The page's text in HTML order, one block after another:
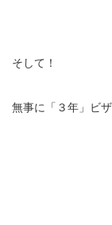
そして！
無事に「３年」ビ